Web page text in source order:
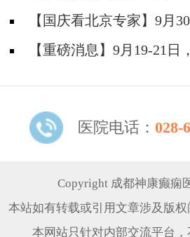
院陈葵博士免费会诊+治疗
题！
【国庆看北京专家】9月
天坛&首钢医院两大专家蓉
【重磅消息】9月19-21日
线！
医院电话： 028-
Copyright 成都神康癫痫
本站如有转载或引用文章涉及版
本网站只针对内部交流平台，